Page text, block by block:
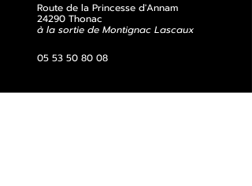
Route de la Princesse d'Annam
24290 Thonac
à la sortie de Montignac Lascaux
05 53 50 80 08
losse@chateaudelosse.com